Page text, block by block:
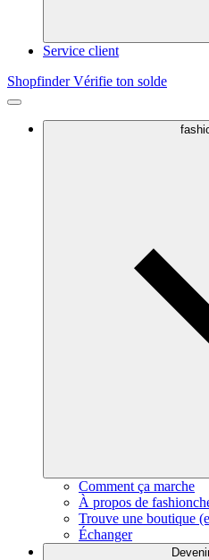
Service client
ShopfinderVérifie ton solde
Comment ça marche
À propos de
Trouve une boutique
Échanger